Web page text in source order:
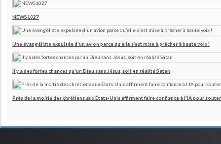
NEWS1027
Une évangéliste expulsée d'un avion parce qu’elle s’est mise à prêcher à haute voix !
Il y a des fortes chances qu'un Dieu sans Jésus, soit en réalité Satan
Près de la moitié des chrétiens aux États-Unis affirment faire confiance à l'IA pour